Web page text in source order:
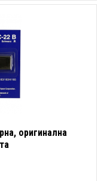
оригинална